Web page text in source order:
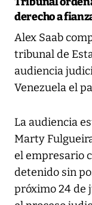
derecho a
Alex Saab
tribunal de
audiencia
Venezuela el
La audiencia
Marty
el empresario
detenido sin
próximo 24 de